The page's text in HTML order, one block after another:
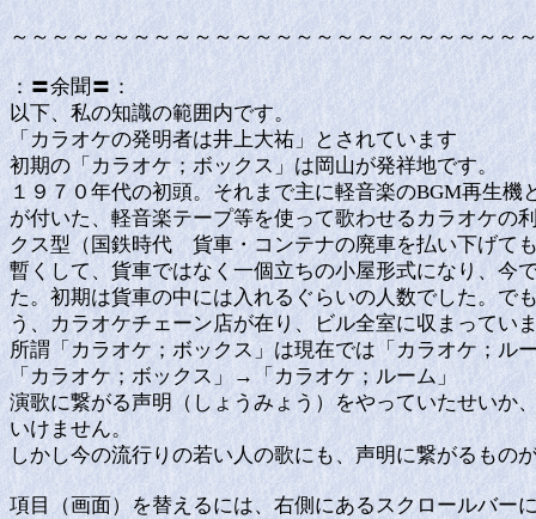
～～～～～～～～～～～～～～～～～～～～～～～～～
：〓余聞〓：
以下、私の知識の範囲内です。
「カラオケの発明者は井上大祐」とされています
初期の「カラオケ；ボックス」は岡山が発祥地です。
１９７０年代の初頭。それまで主に軽音楽のBGM再生
が付いた、軽音楽テープ等を使って歌わせるカラオケの
クス型（国鉄時代 貨車・コンテナの廃車を払い下げ
暫くして、貨車ではなく一個立ちの小屋形式になり、今
た。初期は貨車の中には入れるぐらいの人数でした。で
う、カラオケチェーン店が在り、ビル全室に収まってい
所謂「カラオケ；ボックス」は現在では「カラオケ；ル
「カラオケ；ボックス」→「カラオケ；ルーム」
演歌に繋がる声明（しょうみょう）をやっていたせいか
いけません。
しかし今の流行りの若い人の歌にも、声明に繋がるもの
項目（画面）を替えるには、右側にあるスクロールバ